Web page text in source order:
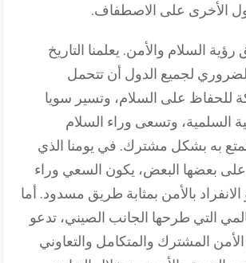
الأخرى على الاصطفاف.
رؤية السلام والأمن. يعلمنا التاريخ
لجميع الدول أن تتحمل
للحفاظ على السلام، وتسير سويا
السلمية، وتسعى وراء السلام
به بشكل مشترك. في يومنا الذي
على بعضها البعض، يكون السعي وراء
بالأمن بمثابة طريق مسدود. أما
التي طرحها الجانب الصيني، تدعو
المشترك والمتكامل والتعاوني